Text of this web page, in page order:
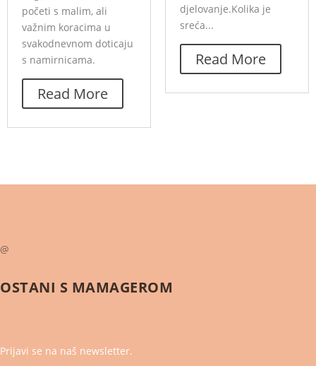
početi s malim, ali
važnim koracima u
svakodnevnom doticaju
s namirnicama.
Read More
djelovanje.Kolika je
sreća...
Read More
@
OSTANI S MAMAGEROM
Prijavi se na naš newsletter.